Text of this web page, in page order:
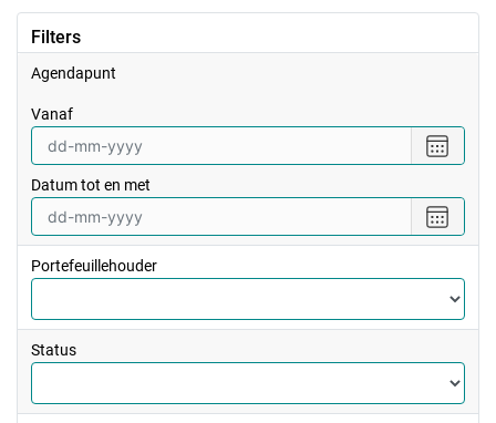
Filters
Agendapunt
vanaf
een
vanaf
Datum tot en met
een
tot
en
met
Portefeuillehouder
Status